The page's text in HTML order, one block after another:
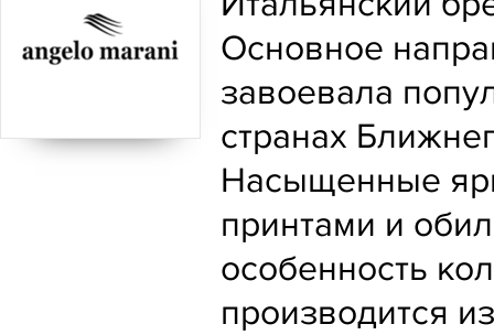
Основное
завоевала
странах
Насыщенные
принтами и
особенность
производится